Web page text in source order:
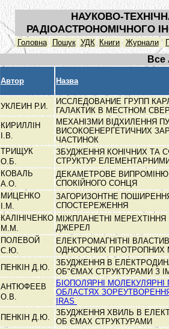
НАУКОВО-
РАДІОАСТРОНОМІЧНОГО
Головна Пошук УДК Книги Журнали
Все
Автор Назва
УКЛЕИН Р.И.
ИССЛЕДОВАНИЕ ГРУПП
ГАЛАКТИК В МЕСТНОМ
КИРИЛЛІН
І.В.
МЕХАНІЗМИ ВІДХИЛЕННЯ
ВИСОКОЕНЕРГЕТИЧНИХ
ЧАСТИНОК
ТРИЩУК
О.Б.
ЗБУДЖЕННЯ КОНІЧНИХ ТА
СТРУКТУР
КОВАЛЬ
А.О.
ДЕКАМЕТРОВЕ
СПОКІЙНОГО СОНЦЯ
МИЦЕНКО
І.М.
ЗАГОРИЗОНТНЕ
СПОСТЕРЕЖЕННЯ
КАЛІНІЧЕНКО
М.М.
МІЖПЛАНЕТНІ
ДЖЕРЕЛ
ПОЛЕВОЙ
С.Ю.
ЕЛЕКТРОМАГНІТНІ
ОДНООСНИХ ГІРОТРОПНИХ
ПЕНКІН Д.Ю.
ЗБУДЖЕННЯ В
ОБ"ЄМАХ СТРУКТУРАМИ З
АНТЮФЕЕВ
О.В.
БІОПОЛЯРНІ МОЛЕКУЛЯРНІ
ОБЛАСТЯХ ЗОРЕУТВОРЕННЯ
IRAS
ПЕНКІН Д.Ю.
ЗБУДЖЕННЯ ХВИЛЬ В
ОБ ЄМАХ СТРУКТУРАМИ